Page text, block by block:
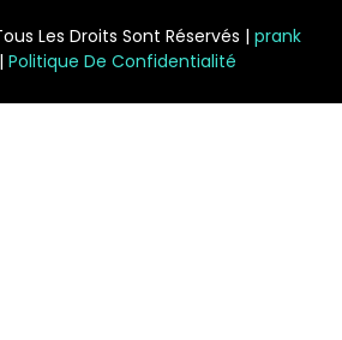
Les Droits Sont Réservés | prank
| Politique De Confidentialité